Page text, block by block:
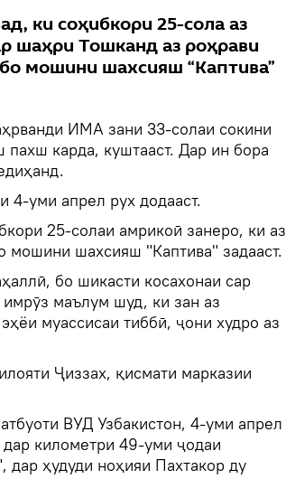
ки соҳибкори 25-сола аз
шаҳри Тошканд аз роҳрави
мошини шахсияш “Каптива”
ИМА зани 33-солаи сокини
карда, куштааст. Дар ин бора
4-уми апрел рух додааст.
25-солаи амрикоӣ занеро, ки аз
мошини шахсияш "Каптива" задааст.
бо шикасти косахонаи сар
маълум шуд, ки зан аз
муассисаи тиббӣ, ҷони худро аз
Ҷиззах, қисмати марказии
ВУД Узбакистон, 4-уми апрел
километри 49-уми ҷодаи
дар ҳудуди ноҳияи Пахтакор ду